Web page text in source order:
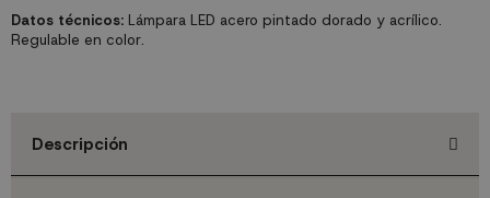
Datos técnicos:Lámpara LED acero pintado dorado y acrílico.
Regulable en color.
Descripción